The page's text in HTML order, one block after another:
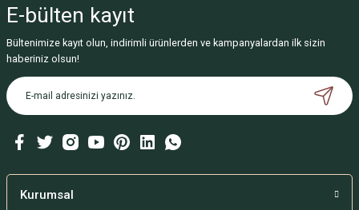
E-bülten kayıt
Bültenimize kayıt olun, indirimli ürünlerden ve kampanyalardan ilk sizin
haberiniz olsun!
Kurumsal